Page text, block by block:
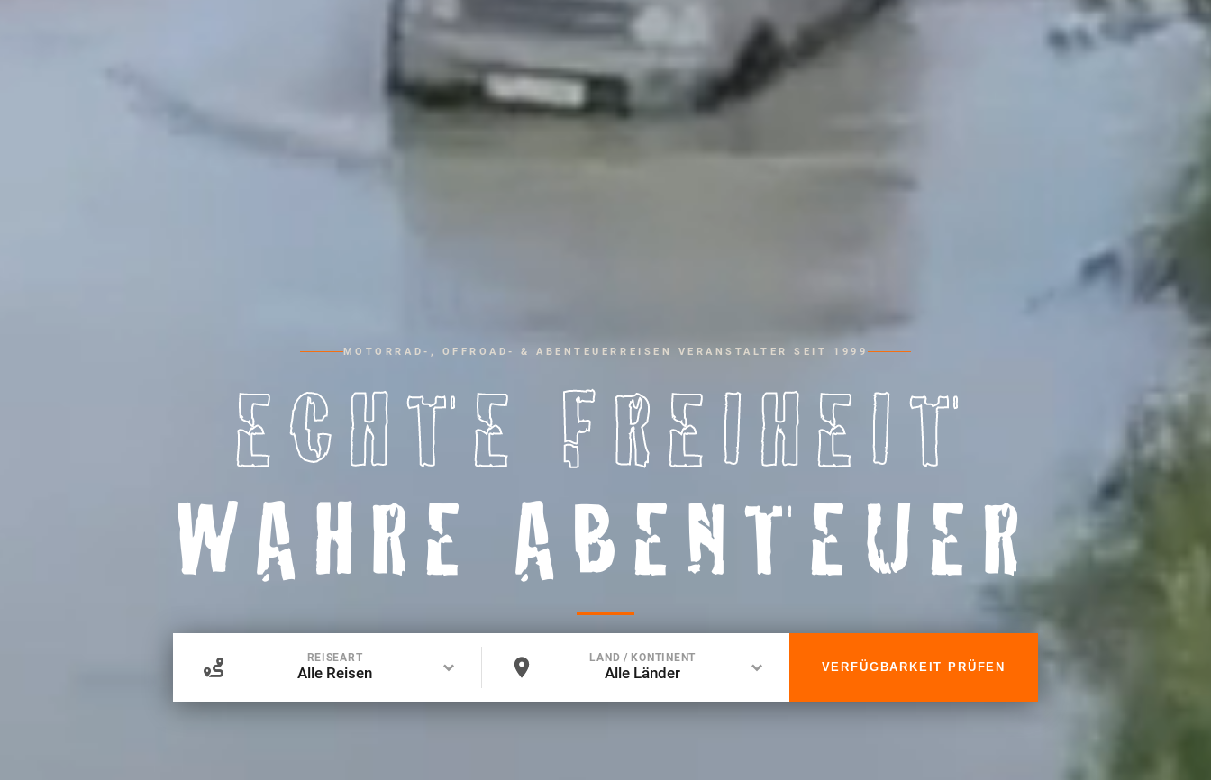
MOTORRAD-, OFFROAD- & ABENTEUERREISEN VERANSTALTER SEIT 1999
ECHTE FREIHEIT
WAHRE ABENTEUER
REISEART
Alle Reisen
LAND / KONTINENT
Alle Länder VERFÜGBARKEIT PRÜFEN